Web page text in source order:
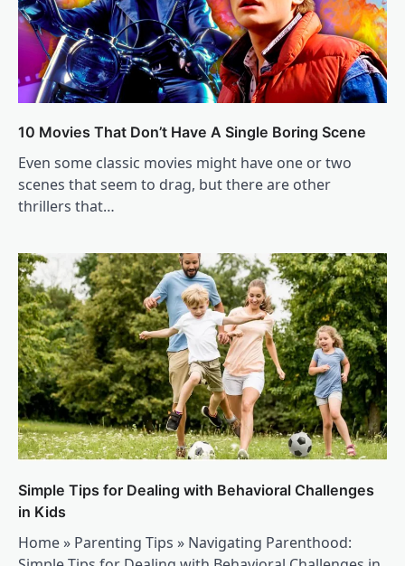
10 Movies That Don’t Have A Single Boring Scene
Even some classic movies might have one or two
scenes that seem to drag, but there are other
thrillers that…
Simple Tips for Dealing with Behavioral Challenges
in Kids
Home » Parenting Tips » Navigating Parenthood: